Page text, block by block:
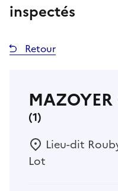
inspectés
Retour
(1)
Lieu-dit
Lot